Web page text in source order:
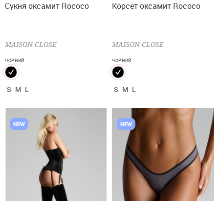
Сукня оксамит Rococo
MAISON CLOSE
ЧОРНИЙ
S M L
Корсет оксамит Rococo
MAISON CLOSE
ЧОРНИЙ
S M L
NEW NEW